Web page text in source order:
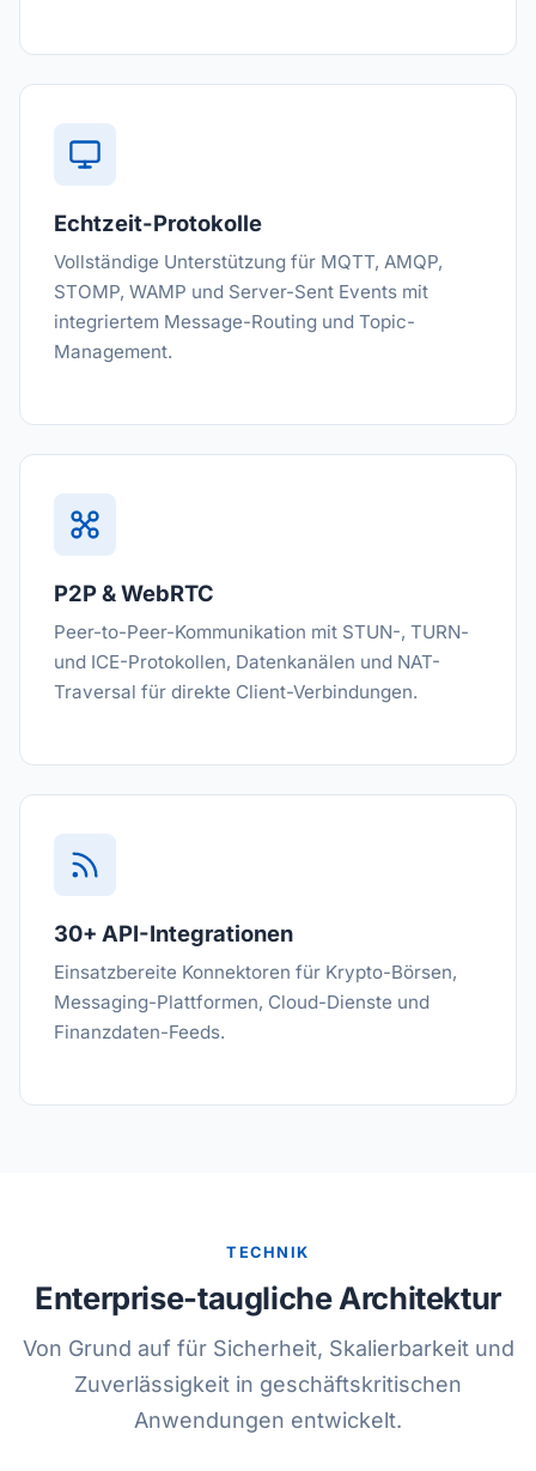
Echtzeit-Protokolle
Vollständige Unterstützung für MQTT, AMQP,
STOMP, WAMP und Server-Sent Events mit
integriertem Message-Routing und Topic-
Management.
P2P & WebRTC
Peer-to-Peer-Kommunikation mit STUN-, TURN-
und ICE-Protokollen, Datenkanälen und NAT-
Traversal für direkte Client-Verbindungen.
30+ API-Integrationen
Einsatzbereite Konnektoren für Krypto-Börsen,
Messaging-Plattformen, Cloud-Dienste und
Finanzdaten-Feeds.
TECHNIK
Enterprise-taugliche Architektur
Von Grund auf für Sicherheit, Skalierbarkeit und
Zuverlässigkeit in geschäftskritischen
Anwendungen entwickelt.